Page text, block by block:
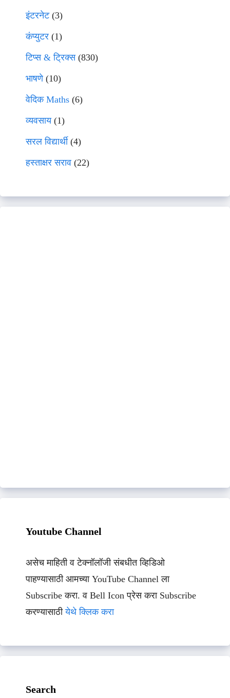
इंटरनेट(3)
कंप्युटर (1)
टिप्स & ट्रिक्स(830)
भाषणे(10)
वेदिक Maths (6)
व्यवसाय(1)
सरल विद्यार्थी(4)
हस्ताक्षर सराव (22)
Youtube Channel
असेच माहिती व टेक्नॉलॉजी संबधीत व्हिडिओ
पाहण्यासाठी आमच्या YouTube Channel ला
Subscribe करा. व Bell Icon प्रेस करा Subscribe
करण्यासाठीयेथे क्लिक करा
Search